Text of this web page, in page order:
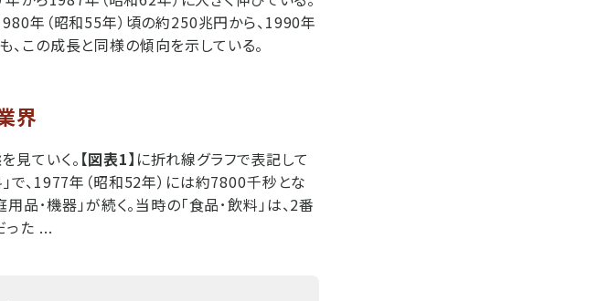
年（昭和55年）頃の約250兆円から、1990年
この成長と同様の傾向を示している。
界
見ていく。 【図表1】 に折れ線グラフで表記して
で、1977年（昭和52年）には約7800千秒とな
用品･機器」が続く。当時の「食品･飲料」は、2番
った ...